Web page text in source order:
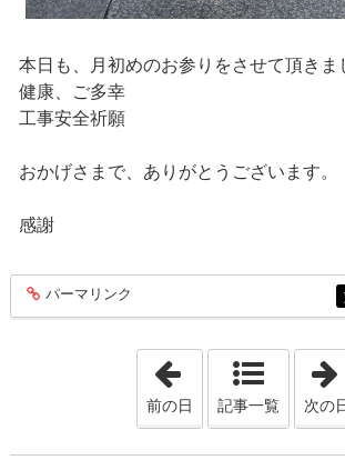
本日も、月初めのお参りをさせて頂きま
健康、ご多幸
工事安全祈願
おかげさまで、ありがとうございます。
感謝
entry785
パーマリンク
「2023年5月31日」
前の日 記事一覧 次の